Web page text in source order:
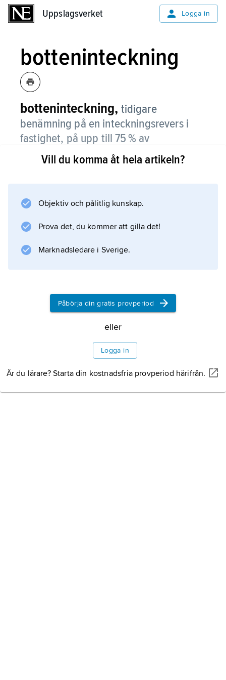
Uppslagsverket Logga in
botteninteckning
botteninteckning, tidigare
benämning på en inteckningsrevers i
fastighet, på upp till 75 % av
fastighetens värde.
pantbrev
Vill du komma åt hela artikeln?
Objektiv och pålitlig kunskap.
Prova det, du kommer att gilla det!
Marknadsledare i Sverige.
Påbörja din gratis provperiod
eller
Logga in
Är du lärare? Starta din kostnadsfria provperiod härifrån.